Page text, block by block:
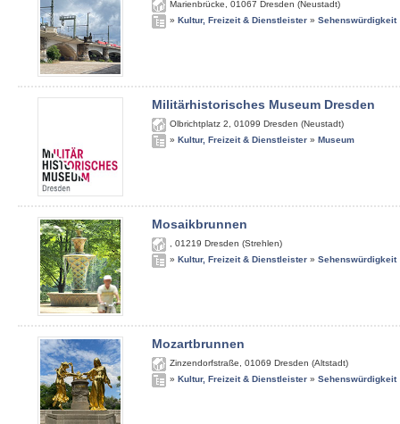
Marienbrücke 01067 Dresden (Neustadt)
» Kultur, Freizeit & Dienstleister » Sehenswürdigkeit
Militärhistorisches Museum Dresden
Olbrichtplatz 2 01099 Dresden (Neustadt)
» Kultur, Freizeit & Dienstleister » Museum
Mosaikbrunnen
01219 Dresden (Strehlen)
» Kultur, Freizeit & Dienstleister » Sehenswürdigkeit
Mozartbrunnen
Zinzendorfstraße 01069 Dresden (Altstadt)
» Kultur, Freizeit & Dienstleister » Sehenswürdigkeit